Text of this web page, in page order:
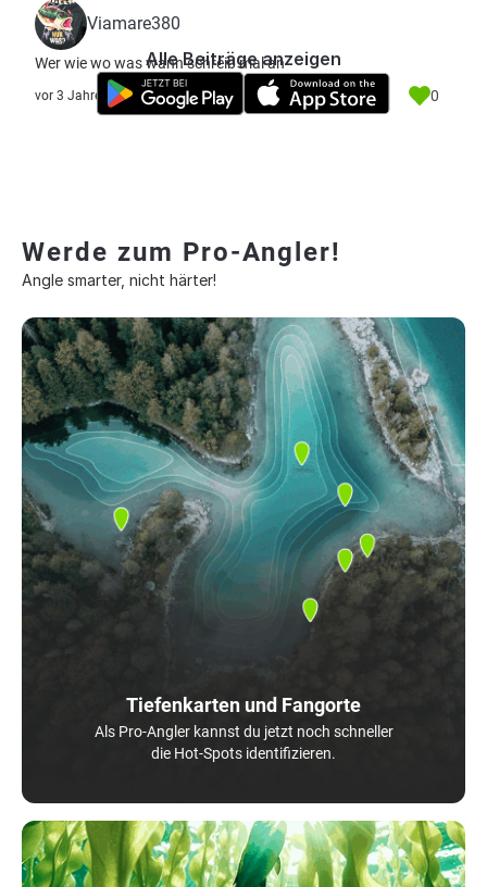
Viamare380
Wer wie wo was wann schreib mal an
vor 3 Jahre 0
Alle Beiträge anzeigen
Werde zum Pro-Angler!
Angle smarter, nicht härter!
Tiefenkarten und Fangorte
Als Pro-Angler kannst du jetzt noch schneller
die Hot-Spots identifizieren.